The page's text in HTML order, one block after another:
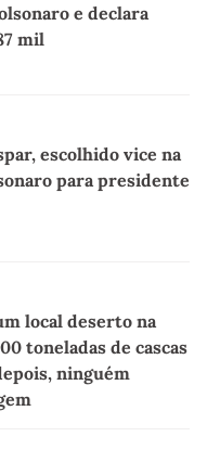
e declara
mil
escolhido vice na
para presidente
local deserto na
toneladas de cascas
ninguém